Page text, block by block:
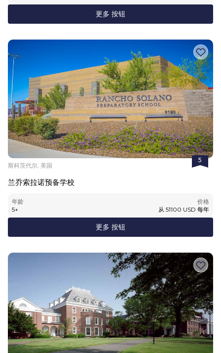
更多 按钮
5
斯科茨代尔, 美国
兰乔索拉诺预备学校
年龄
5+
价格
从 51100 USD 每年
更多 按钮